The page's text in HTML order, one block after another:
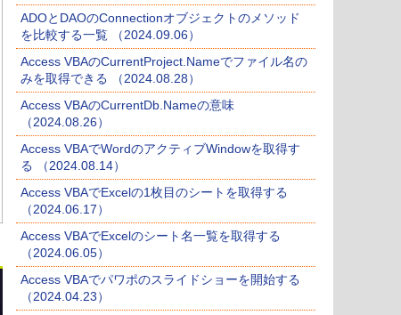
ADOとDAOのConnectionオブジェクトのメソッド
を比較する一覧 （2024.09.06）
Access VBAのCurrentProject.Nameでファイル名の
みを取得できる （2024.08.28）
Access VBAのCurrentDb.Nameの意味
（2024.08.26）
Access VBAでWordのアクティブWindowを取得す
る （2024.08.14）
Access VBAでExcelの1枚目のシートを取得する
（2024.06.17）
Access VBAでExcelのシート名一覧を取得する
（2024.06.05）
Access VBAでパワポのスライドショーを開始する
（2024.04.23）